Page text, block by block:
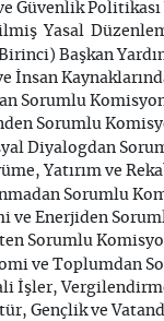
Güvenlik Politikası
Yasal
Başkan
Sorumlu Komisyon
Sorumlu
Diyalogdan
Yatırım ve
Sorumlu
ve Enerjiden
Sorumlu
ve Toplumdan
İşler,
Gençlik ve